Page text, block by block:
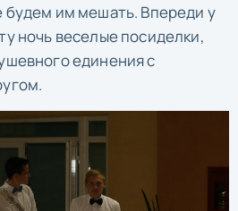
им мешать. Впереди у
ночь веселые посиделки,
единения с